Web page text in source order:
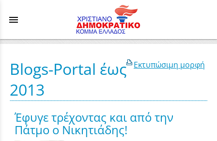
menu
Εκτυπώσιμη μορφή
Blogs-Portal έως
2013
Έφυγε τρέχοντας και από την
Πάτμο ο Νικητιάδης!